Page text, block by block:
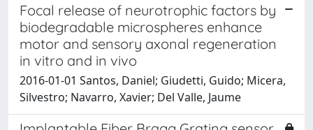
Focal release of neurotrophic factors by
biodegradable microspheres enhance
motor and sensory axonal regeneration
in vitro and in vivo
2016-01-01 Santos, Daniel; Giudetti, Guido; Micera,
Silvestro; Navarro, Xavier; Del Valle, Jaume